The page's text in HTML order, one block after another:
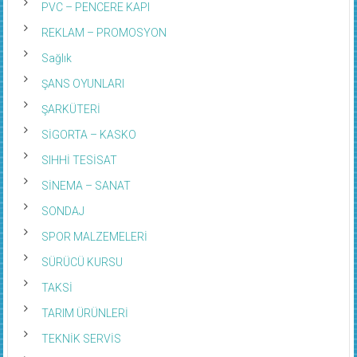
PVC – PENCERE KAPI
REKLAM – PROMOSYON
Sağlık
ŞANS OYUNLARI
ŞARKÜTERİ
SİGORTA – KASKO
SIHHİ TESİSAT
SİNEMA – SANAT
SONDAJ
SPOR MALZEMELERİ
SÜRÜCÜ KURSU
TAKSİ
TARIM ÜRÜNLERİ
TEKNİK SERVİS